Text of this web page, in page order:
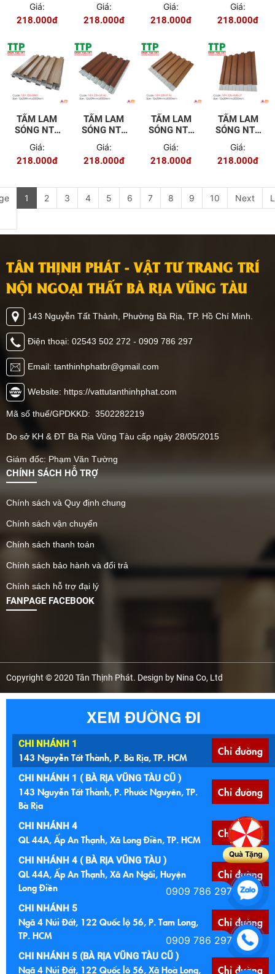
Giá:
218.000đ
Giá:
218.000đ
S89072
Giá:
218.000đ
Giá:
218.000đ
TẤM LAM
SÓNG NTA
5SN-8845
Giá:
218.000đ
TẤM LAM
SÓNG NTA
5SN-60160
Giá:
218.000đ
TẤM LAM
SÓNG NTA
5SN-9196
Giá:
218.000đ
TẤM LAM
SÓNG NTA
5SN-9688-
27
Giá:
218.000đ
1 2 3 4 5 6 7 8 9 10 Next
TÂN THỊNH PHÁT - VẬT TƯ TRANG TRÍ
NỘI NGOẠI THẤT BÀ RỊA VŨNG TÀU
143 Nguyễn Tất Thành, Phường Bà Rịa, TP. Hồ Chí Minh.
Điện thoại: 02543 502 272 - 0909 786 297
Email: tanthinhphatbr@gmail.com
Website: https://vattutanthinhphat.com
Mã số thuế/GPDKKD: 3502282219
Do sở KH & ĐT Bà Rịa Vũng Tàu cấp ngày 28/05/2015
Giám đốc: Phạm Văn Tường
CHÍNH SÁCH HỖ TRỢ
Chính sách và Quy định chung
Chính sách vận chuyển
Chính sách thanh toán
Chính sách bảo hành và đổi trả
Chính sách hỗ trợ đại lý
FANPAGE FACEBOOK
Copyright © 2020 Tân Thịnh Phát. Design by Nina Co, Ltd
XEM ĐƯỜNG ĐI
CHI NHÁNH 1
143 Nguyễn Tất Thành, P. Bà Rịa, TP. HCM Chỉ đường
CHI NHÁNH 1 ( BÀ RỊA VŨNG TÀU CŨ )
143 Nguyễn Tất Thành, P. Phước Nguyên, TP.
Bà Rịa
Chỉ đường
CHI NHÁNH 4
QL 44A, Ấp An Thạnh, Xã Long Điền, TP. HCM Chỉ đường
CHI NHÁNH 4 ( BÀ RỊA VŨNG TÀU )
QL 44A, Ấp An Thạnh, Xã An Ngãi, Huyện
Long Điền
Chỉ đường
CHI NHÁNH 5
Ngã 4 Núi Đất, 122 Quốc lộ 56, P. Tam Long,
TP. HCM
Chỉ đường
CHI NHÁNH 5 (BÀ RỊA VŨNG TÀU CŨ )
Ngã 4 Núi Đất, 122 Quốc lộ 56, Xã Hoà Long, Chỉ đường
Quà Tặng
0909 786 297
0909 786 297